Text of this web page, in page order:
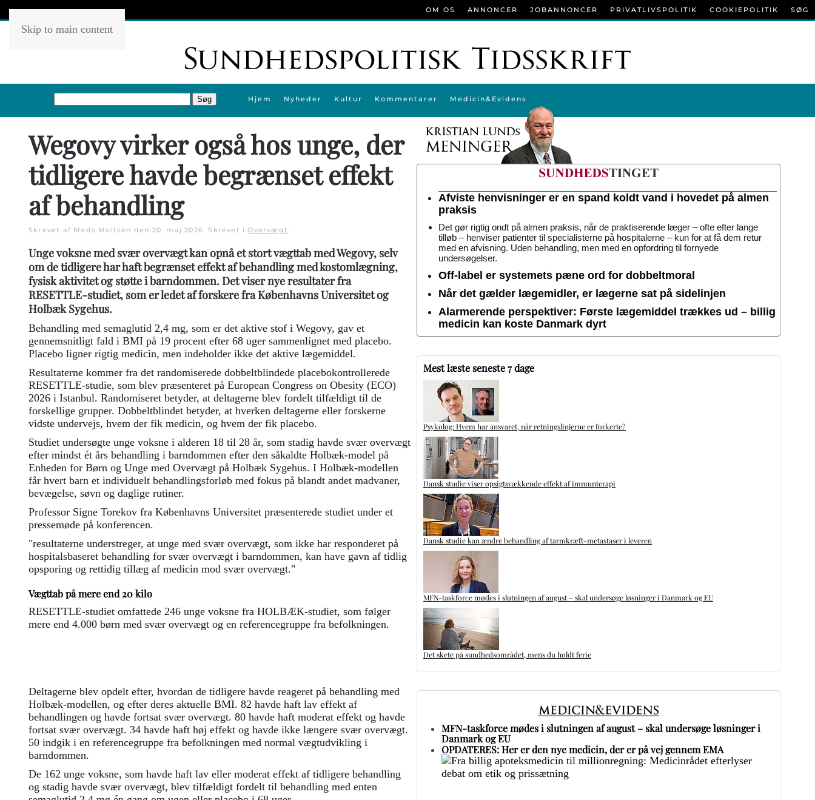
Skip to main content
Hjem Nyheder Kultur Kommentarer Medicin&Evidens
OM OS ANNONCER JOBANNONCER PRIVATLIVSPOLITIK COOKIEPOLITIK SØG
Wegovy virker også hos unge, der
tidligere havde begrænset effekt
af behandling
Skrevet af Mads Moltsen den 20. maj 2026. Skrevet iOvervægt.
Unge voksne med svær overvægt kan opnå et stort vægttab med Wegovy, selv
om de tidligere har haft begrænset effekt af behandling med kostomlægning,
fysisk aktivitet og støtte i barndommen. Det viser nye resultater fra
RESETTLE-studiet, som er ledet af forskere fra Københavns Universitet og
Holbæk Sygehus.
Behandling med semaglutid 2,4 mg, som er det aktive stof i Wegovy, gav et
gennemsnitligt fald i BMI på 19 procent efter 68 uger sammenlignet med placebo.
Placebo ligner rigtig medicin, men indeholder ikke det aktive lægemiddel.
Resultaterne kommer fra det randomiserede dobbeltblindede placebokontrollerede
RESETTLE-studie, som blev præsenteret på European Congress on Obesity (ECO)
2026 i Istanbul. Randomiseret betyder, at deltagerne blev fordelt tilfældigt til de
forskellige grupper. Dobbeltblindet betyder, at hverken deltagerne eller forskerne
vidste undervejs, hvem der fik medicin, og hvem der fik placebo.
Studiet undersøgte unge voksne i alderen 18 til 28 år, som stadig havde svær overvægt
efter mindst ét års behandling i barndommen efter den såkaldte Holbæk-model på
Enheden for Børn og Unge med Overvægt på Holbæk Sygehus. I Holbæk-modellen
får hvert barn et individuelt behandlingsforløb med fokus på blandt andet madvaner,
bevægelse, søvn og daglige rutiner.
Professor Signe Torekov fra Københavns Universitet præsenterede studiet under et
pressemøde på konferencen.
"resultaterne understreger, at unge med svær overvægt, som ikke har responderet på
hospitalsbaseret behandling for svær overvægt i barndommen, kan have gavn af tidlig
opsporing og rettidig tillæg af medicin mod svær overvægt."
Vægttab på mere end 20 kilo
RESETTLE-studiet omfattede 246 unge voksne fra HOLBÆK-studiet, som følger
mere end 4.000 børn med svær overvægt og en referencegruppe fra befolkningen.
Deltagerne blev opdelt efter, hvordan de tidligere havde reageret på behandling med
Holbæk-modellen, og efter deres aktuelle BMI. 82 havde haft lav effekt af
behandlingen og havde fortsat svær overvægt. 80 havde haft moderat effekt og havde
fortsat svær overvægt. 34 havde haft høj effekt og havde ikke længere svær overvægt.
50 indgik i en referencegruppe fra befolkningen med normal vægtudvikling i
barndommen.
De 162 unge voksne, som havde haft lav eller moderat effekt af tidligere behandling
og stadig havde svær overvægt, blev tilfældigt fordelt til behandling med enten
Afviste henvisninger er en spand koldt vand i hovedet på almen
praksis
Det gør rigtig ondt på almen praksis, når de praktiserende læger – ofte efter lange
tilløb – henviser patienter til specialisterne på hospitalerne – kun for at få dem retur
med en afvisning. Uden behandling, men med en opfordring til fornyede
undersøgelser.
Off-label er systemets pæne ord for dobbeltmoral
Når det gælder lægemidler, er lægerne sat på sidelinjen
Alarmerende perspektiver: Første lægemiddel trækkes ud – billig
medicin kan koste Danmark dyrt
Mest læste seneste 7 dage
Psykolog: Hvem har ansvaret, når retningslinjerne er forkerte?
Dansk studie viser opsigtsvækkende effekt af immunterapi
Dansk studie kan ændre behandling af tarmkræft-metastaser i leveren
MFN-taskforce mødes i slutningen af august – skal undersøge løsninger i Danmark og EU
Det skete på sundhedsområdet, mens du holdt ferie
MFN-taskforce mødes i slutningen af august – skal undersøge løsninger i
Danmark og EU
OPDATERES: Her er den nye medicin, der er på vej gennem EMA